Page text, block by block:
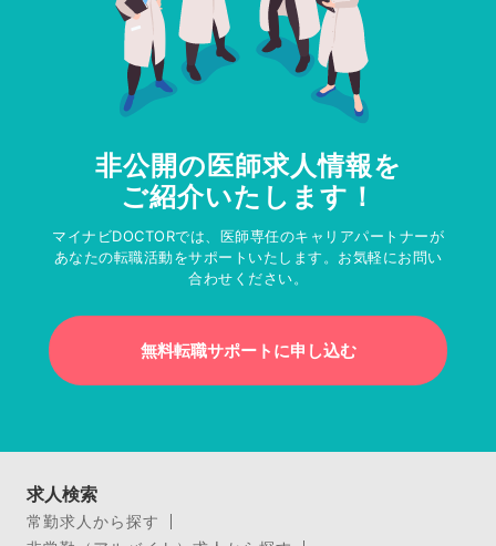
非公開の医師求人情報を
ご紹介いたします！
マイナビDOCTORでは、医師専任のキャリアパートナーが
あなたの転職活動をサポートいたします。お気軽にお問い
合わせください。
無料転職サポートに申し込む
求人検索
常勤求人から探す